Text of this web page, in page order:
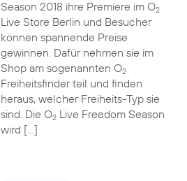
Season 2018 ihre Premiere im O2
Live Store Berlin und Besucher
können spannende Preise
gewinnen. Dafür nehmen sie im
Shop am sogenannten O2
Freiheitsfinder teil und finden
heraus, welcher Freiheits-Typ sie
sind. Die O2Live Freedom Season
wird […]